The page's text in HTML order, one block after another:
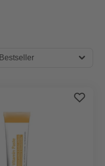
Bestseller
Preis absteigend